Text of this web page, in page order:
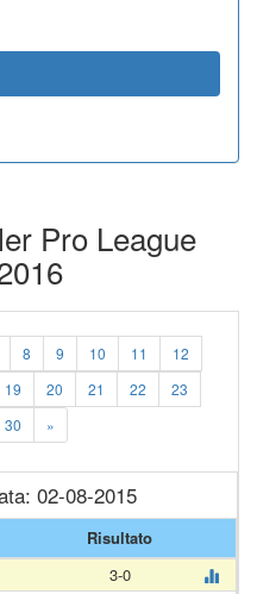
Pro League
8 9 10 11
12
19 20 21 22
23
30 »
02-08-2015
Risultato
3-0